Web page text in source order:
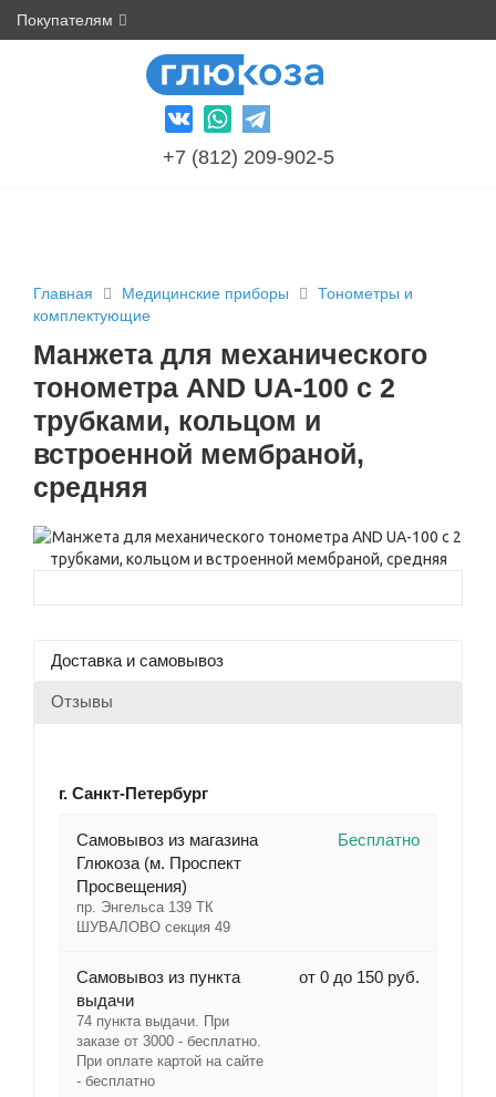
Покупателям
+7 (812) 209-902-5
Главная Медицинские приборы
Тонометры и
комплектующие
Манжета для механического
тонометра AND UA-100 c 2
трубками, кольцом и
встроенной мембраной,
средняя
Доставка и самовывоз
Отзывы
г. Санкт-Петербург
Cамовывоз из магазина
Глюкоза (м. Проспект
Просвещения)
пр. Энгельса 139 ТК
ШУВАЛОВО секция 49
Бесплатно
Самовывоз из пункта
выдачи
74 пункта выдачи. При
заказе от 3000 - бесплатно.
При оплате картой на сайте
- бесплатно
от 0 до 150 руб.